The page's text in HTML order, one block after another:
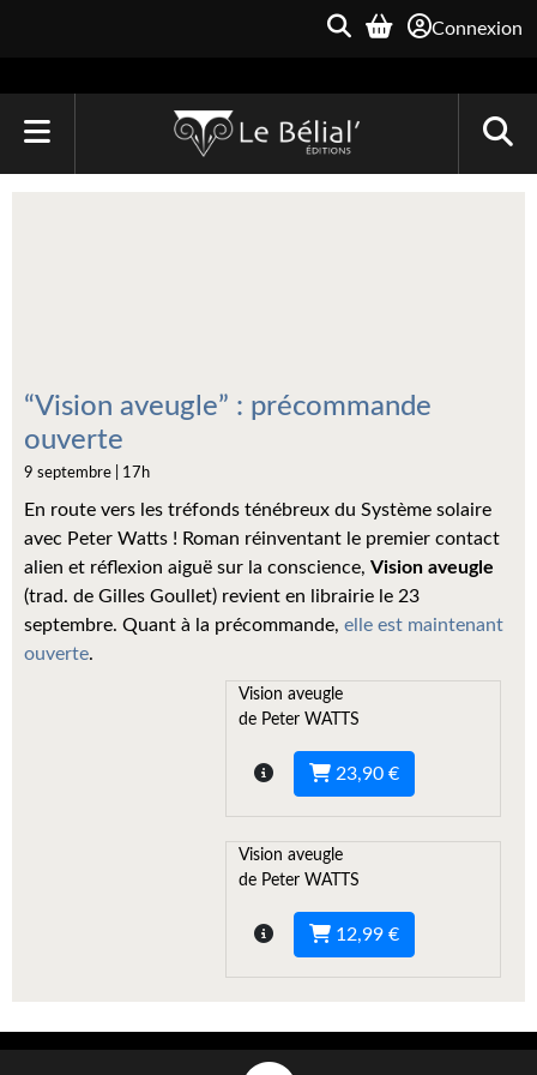
Connexion
Archive du Futur
Parallaxe
Quarante-Deux
Kvasar
Pulps
Wotan
Livres audio
“Vision aveugle” : précommande
ouverte
9 septembre | 17h
En route vers les tréfonds ténébreux du Système solaire
avec Peter Watts ! Roman réinventant le premier contact
alien et réflexion aiguë sur la conscience, Vision aveugle
(trad. de Gilles Goullet) revient en librairie le 23
septembre. Quant à la précommande, elle est maintenant
ouverte.
Vision aveugle
de Peter WATTS
23,90 €
Vision aveugle
de Peter WATTS
12,99 €